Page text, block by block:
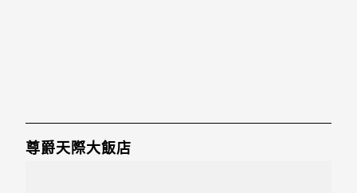
尊爵天際大飯店